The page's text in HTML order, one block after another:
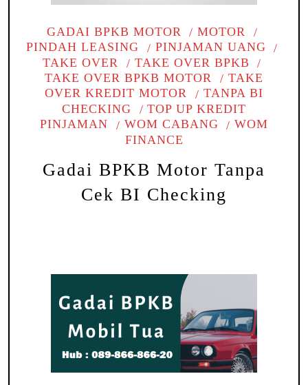
GADAI BPKB MOTOR
MOTOR
PINDAH LEASING
PINJAMAN UANG
TAKE OVER
TAKE OVER BPKB
TAKE OVER BPKB MOTOR
TAKE
OVER KREDIT MOTOR
TANPA BI
CHECKING
TOP UP KREDIT
PINJAMAN
WOM CABANG
WOM
FINANCE
Gadai BPKB Motor Tanpa
Cek BI Checking